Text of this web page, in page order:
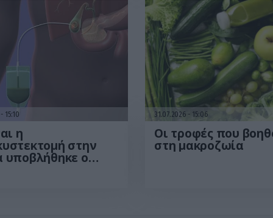
15:10
η
στην
υποβλήθηκε ο
31.07.2026 15:06
Οι τροφές που
στη μακροζωία